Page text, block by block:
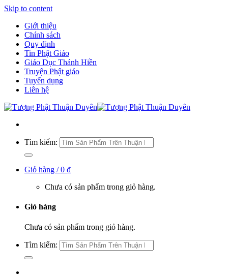
Skip to content
Giới thiệu
Chính sách
Quy định
Tin Phật Giáo
Giáo Dục Thánh Hiền
Truyện Phật giáo
Tuyển dụng
Liên hệ
Tìm kiếm:
Giỏ hàng /0 ₫
Chưa có sản phẩm trong giỏ hàng.
Giỏ hàng
Chưa có sản phẩm trong giỏ hàng.
Tìm kiếm: